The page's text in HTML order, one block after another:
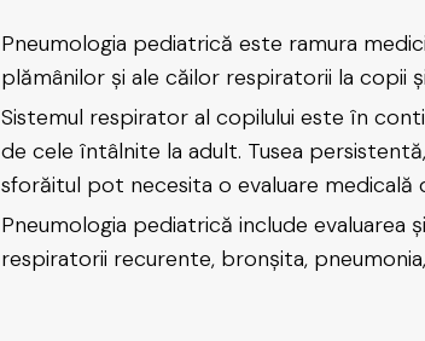
Pneumologia pediatrică este ramura
plămânilor și ale căilor respiratorii la copii
Sistemul respirator al copilului este în
de cele întâlnite la adult. Tusea
sforăitul pot necesita o evaluare medicală
Pneumologia pediatrică include
respiratorii recurente, bronșita,